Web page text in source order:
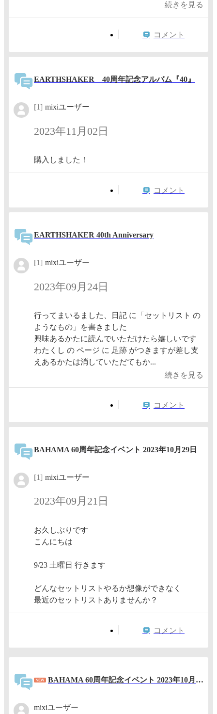
続きを見る
コメント
EARTHSHAKER 40周年記念アルバム『40』
[1] mixiユーザー
2023年11月02日
購入しました！
コメント
EARTHSHAKER 40th Anniversary
[1] mixiユーザー
2023年09月24日
行ってまいるました、日記 に「セットリスト の
ようなもの」を書きました
興味あるかたに読んでいただけたら嬉しいです
わたくし の ページ に 足跡 がつきますが差し支
えあるかたは消していただてもか...
続きを見る
コメント
BAHAMA 60周年記念イベント 2023年10月29日
[1] mixiユーザー
2023年09月21日
お久しぶりです
こんにちは
9/23 土曜日 行きます
どんなセットリストやるか想像ができなく
最近のセットリストありませんか？
コメント
BAHAMA 60周年記念イベント 2023年10月29日
mixiユーザー